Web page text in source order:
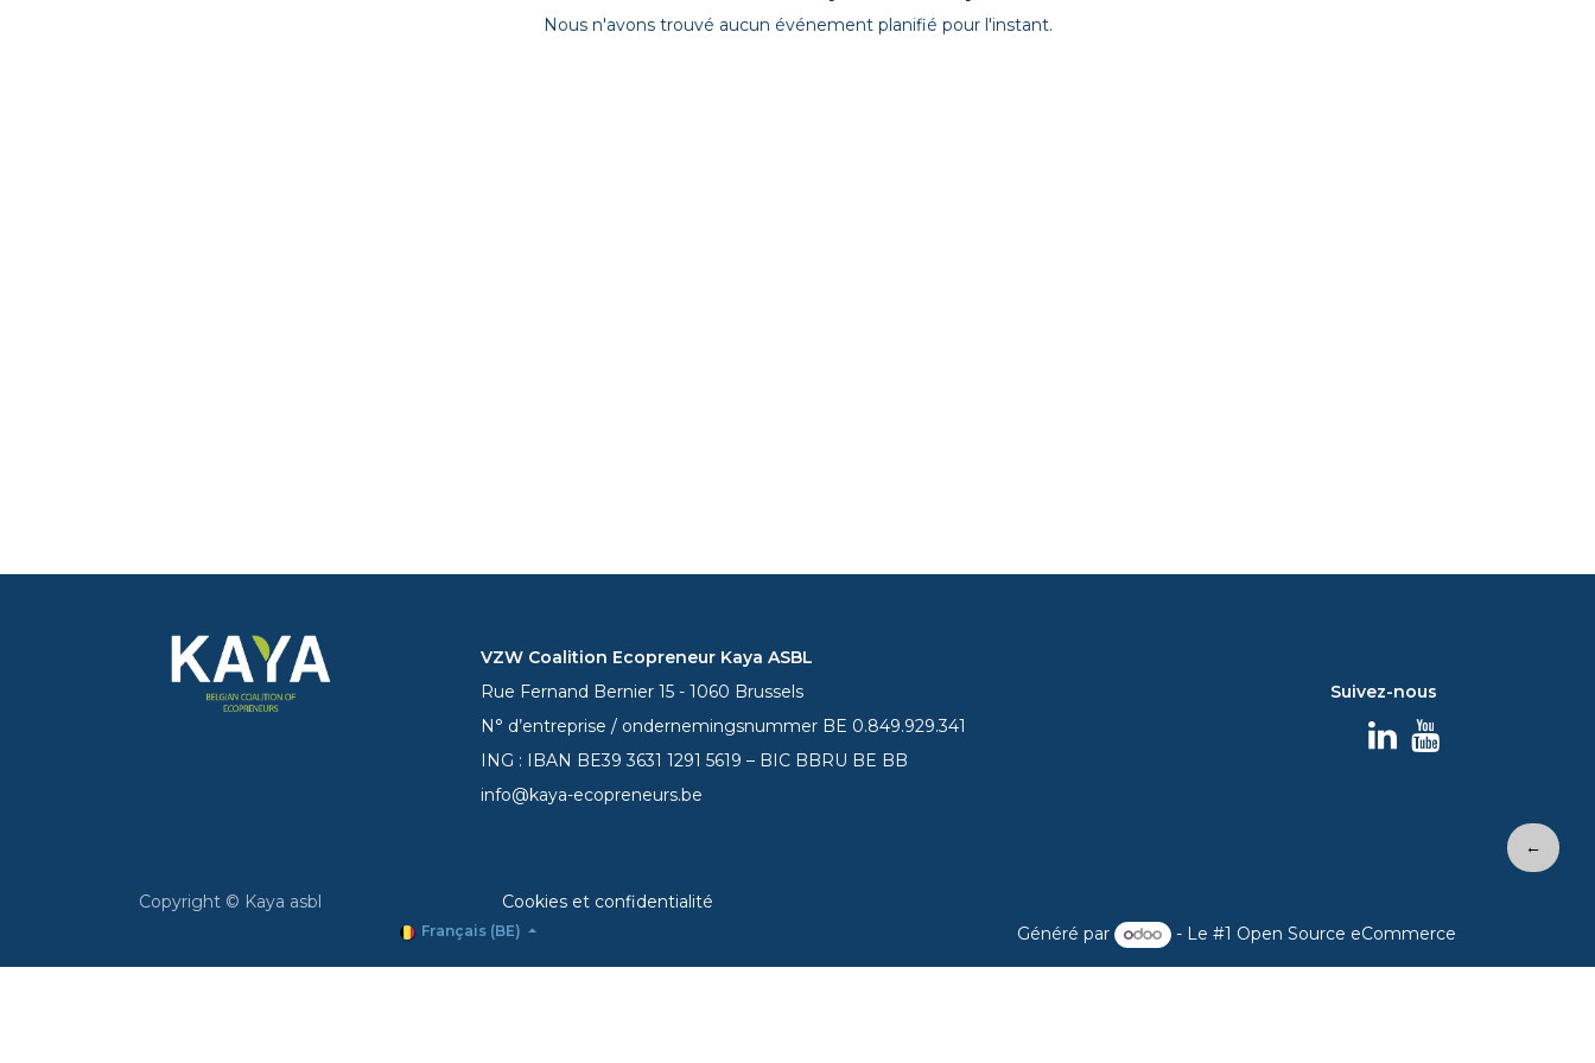
Nous n'avons trouvé aucun événement planifié pour l'instant.
Suivez-nous
←
VZW Coalition Ecopreneur Kaya ASBL
Rue Fernand Bernier 15 - 1060 Brussels
N° d’entreprise / ondernemingsnummer BE 0.849.929.341
ING : IBAN BE393631 1291 5619 – BIC BBRU BE BB
info@kaya-ecopreneurs.be
Copyright © Kaya asbl Cookies et confidentialité
Français (BE) Généré par - Le #1 Open Source eCommerce